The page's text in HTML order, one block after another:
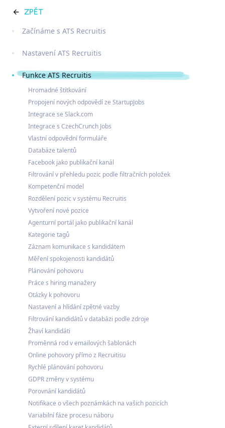
ZPĚT
Začínáme s ATS Recruitis
Nastavení ATS Recruitis
Funkce ATS Recruitis
Hromadné štítkování
Propojení nových odpovědí ze StartupJobs
Integrace se Slack.com
Integrace s CzechCrunch Jobs
Vlastní odpovědní formuláře
Databáze talentů
Facebook jako publikační kanál
Filtrování v přehledu pozic podle filtračních položek
Kompetenční model
Rozdělení pozic v systému Recruitis
Vytvoření nové pozice
Agenturní portál jako publikační kanál
Kategorie tagů
Záznam komunikace s kandidátem
Měření spokojenosti kandidátů
Plánování pohovoru
Práce s hiring manažery
Otázky k pohovoru
Nastavení a hlídání zpětné vazby
Filtrování kandidátů v databázi podle zdroje
Žhaví kandidáti
Proměnná rod v emailových šablonách
Online pohovory přímo z Recruitisu
Rychlé plánování pohovoru
GDPR změny v systému
Porovnání kandidátů
Notifikace o všech poznámkách na vašich pozicích
Variabilní fáze procesu náboru